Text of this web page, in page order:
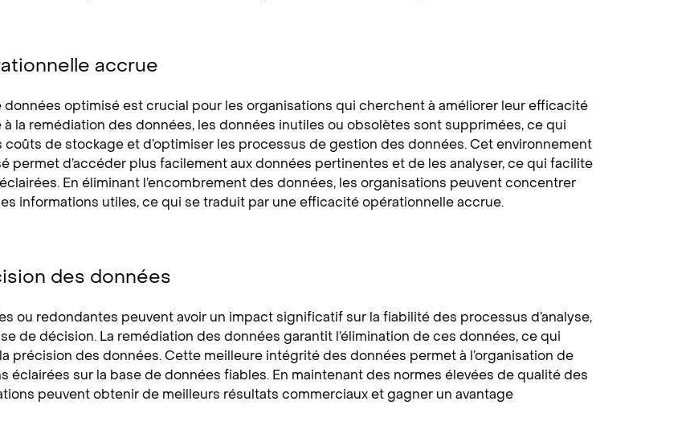
accrue
données optimisé est crucial pour les organisations qui cherchent à améliorer leur efficacité
la remédiation des données, les données inutiles ou obsolètes sont supprimées, ce qui
de stockage et d’optimiser les processus de gestion des données. Cet environnement
permet d’accéder plus facilement aux données pertinentes et de les analyser, ce qui facilite
En éliminant l’encombrement des données, les organisations peuvent concentrer
informations utiles, ce qui se traduit par une efficacité opérationnelle accrue.
des données
ou redondantes peuvent avoir un impact significatif sur la fiabilité des processus d’analyse,
de décision. La remédiation des données garantit l’élimination de ces données, ce qui
précision des données. Cette meilleure intégrité des données permet à l’organisation de
éclairées sur la base de données fiables. En maintenant des normes élevées de qualité des
peuvent obtenir de meilleurs résultats commerciaux et gagner un avantage